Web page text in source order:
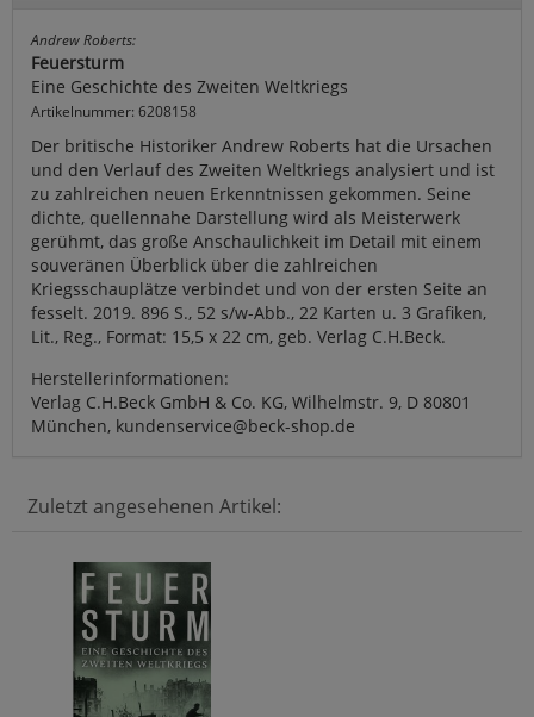
Andrew Roberts:
Feuersturm
Eine Geschichte des Zweiten Weltkriegs
Artikelnummer: 6208158
Der britische Historiker Andrew Roberts hat die Ursachen
und den Verlauf des Zweiten Weltkriegs analysiert und ist
zu zahlreichen neuen Erkenntnissen gekommen. Seine
dichte, quellennahe Darstellung wird als Meisterwerk
gerühmt, das große Anschaulichkeit im Detail mit einem
souveränen Überblick über die zahlreichen
Kriegsschauplätze verbindet und von der ersten Seite an
fesselt. 2019. 896 S., 52 s/w-Abb., 22 Karten u. 3 Grafiken,
Lit., Reg., Format: 15,5 x 22 cm, geb. Verlag C.H.Beck.
Herstellerinformationen:
Verlag C.H.Beck GmbH & Co. KG, Wilhelmstr. 9, D 80801
München, kundenservice@beck-shop.de
Zuletzt angesehenen Artikel: